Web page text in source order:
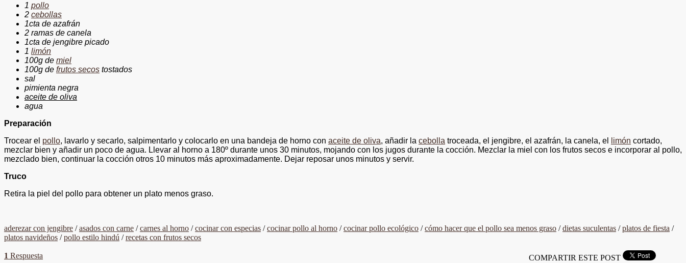
1 pollo
2 cebollas
1cta de azafrán
2 ramas de canela
1cta de jengibre picado
1 limón
100g de miel
100g de frutos secos tostados
sal
pimienta negra
aceite de oliva
agua
Preparación
Trocear el pollo, lavarlo y secarlo, salpimentarlo y colocarlo en una bandeja de horno con aceite de oliva, añadir la cebolla troceada, el jengibre, el azafrán, la canela, el limón cortado,
mezclar bien y añadir un poco de agua. Llevar al horno a 180º durante unos 30 minutos, mojando con los jugos durante la cocción. Mezclar la miel con los frutos secos e incorporar al pollo,
mezclado bien, continuar la cocción otros 10 minutos más aproximadamente. Dejar reposar unos minutos y servir.
Truco
Retira la piel del pollo para obtener un plato menos graso.
aderezar con jengibre /asados con carne /carnes al horno /cocinar con especias /cocinar pollo al horno /cocinar pollo ecológico /cómo hacer que el pollo sea menos graso /dietas suculentas /platos de fiesta /
platos navideños /pollo estilo hindú /recetas con frutos secos
1 Respuesta COMPARTIR ESTE POST